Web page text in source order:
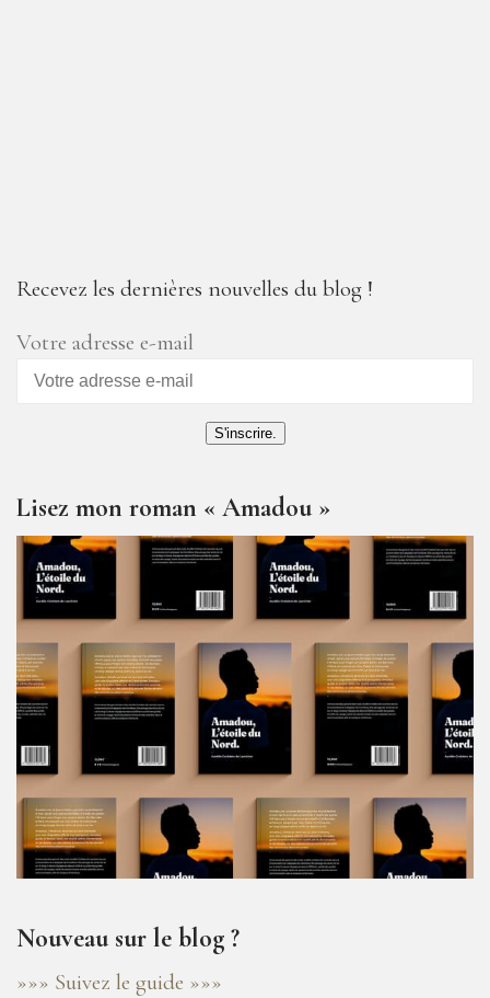
Recevez les dernières nouvelles du blog !
Votre adresse e-mail
S'inscrire.
Lisez mon roman « Amadou »
Nouveau sur le blog ?
»»» Suivez le guide »»»